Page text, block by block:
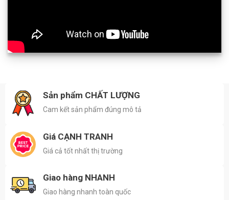
Sản phẩm CHẤT LƯỢNG
Cam kết sản phẩm đúng mô tả
Giá CẠNH TRANH
Giá cả tốt nhất thị trường
Giao hàng NHANH
Giao hàng nhanh toàn quốc